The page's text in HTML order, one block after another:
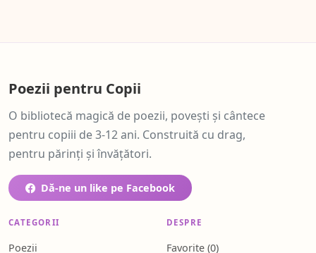
Poezii pentru Copii
O bibliotecă magică de poezii, povești și cântece
pentru copiii de 3-12 ani. Construită cu drag,
pentru părinți și învățători.
Dă-ne un like pe Facebook
CATEGORII
Poezii
DESPRE
Favorite (0)